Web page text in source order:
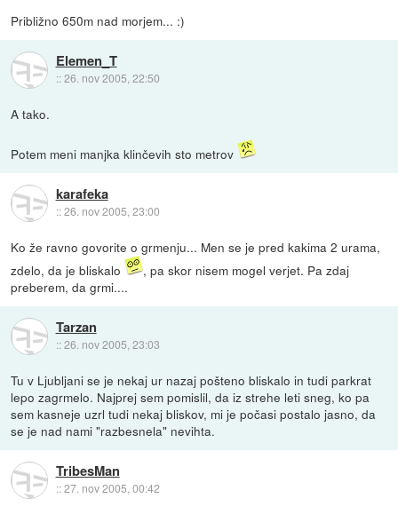
Približno 650m nad morjem... :)
Elemen_T
::26. nov 2005, 22:50
A tako.
Potem meni manjka klinčevih sto metrov
karafeka
::26. nov 2005, 23:00
Ko že ravno govorite o grmenju... Men se je pred kakima 2 urama,
zdelo, da je bliskalo
, pa skor nisem mogel verjet. Pa zdaj
preberem, da grmi....
Tarzan
::26. nov 2005, 23:03
Tu v Ljubljani se je nekaj ur nazaj pošteno bliskalo in tudi parkrat
lepo zagrmelo. Najprej sem pomislil, da iz strehe leti sneg, ko pa
sem kasneje uzrl tudi nekaj bliskov, mi je počasi postalo jasno, da
se je nad nami "razbesnela" nevihta.
TribesMan
::27. nov 2005, 00:42